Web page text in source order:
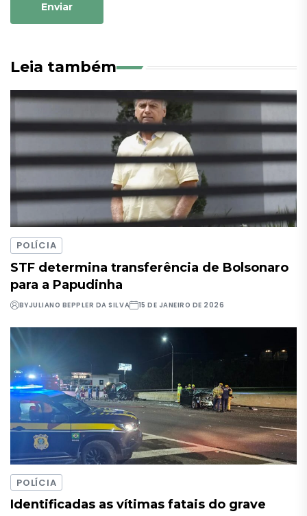
Enviar
Leia também
POLÍCIA
STF determina transferência de Bolsonaro
para a Papudinha
BYJULIANO BEPPLER DA SILVA 15 DE JANEIRO DE 2026
POLÍCIA
Identificadas as vítimas fatais do grave